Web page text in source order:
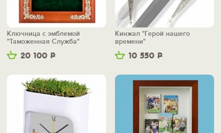
20 100 Р
Ключница с эмблемой
"Таможенная Служба"
10 550 Р
Кинжал "Герой нашего
времени"